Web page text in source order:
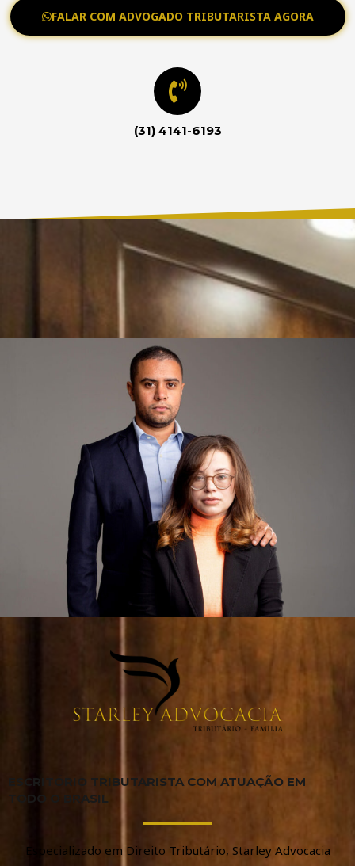
FALAR COM ADVOGADO TRIBUTARISTA AGORA
(31) 4141-6193
ESCRITÓRIO TRIBUTARISTA COM ATUAÇÃO EM
TODO O BRASIL
Especializado em Direito Tributário, Starley Advocacia